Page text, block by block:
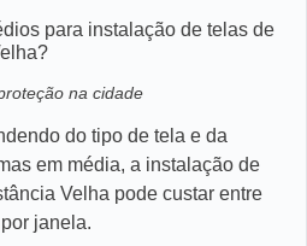
para instalação de telas de
na cidade
do tipo de tela e da
em média, a instalação de
Velha pode custar entre
janela.